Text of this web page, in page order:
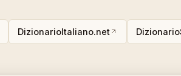
DizionarioItaliano.net